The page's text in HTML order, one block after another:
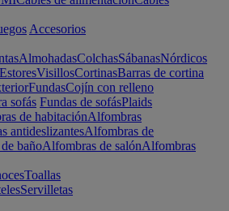
Accesorios
AlmohadasColchasSábanasNórdicos
EstoresVisillosCortinasBarras de cortina
FundasCojín con relleno
sofás Fundas de sofásPlaids
de habitaciónAlfombras
antideslizantesAlfombras de
bañoAlfombras de salónAlfombras
Toallas
Servilletas